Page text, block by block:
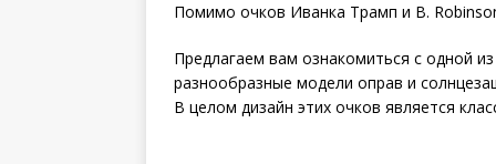
Помимо очков Иванка Трамп и B.
Предлагаем вам ознакомиться с одной
разнообразные модели оправ и
В целом дизайн этих очков является